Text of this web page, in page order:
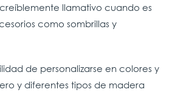
llamativo cuando es
como sombrillas y
de personalizarse en colores y
y diferentes tipos de madera